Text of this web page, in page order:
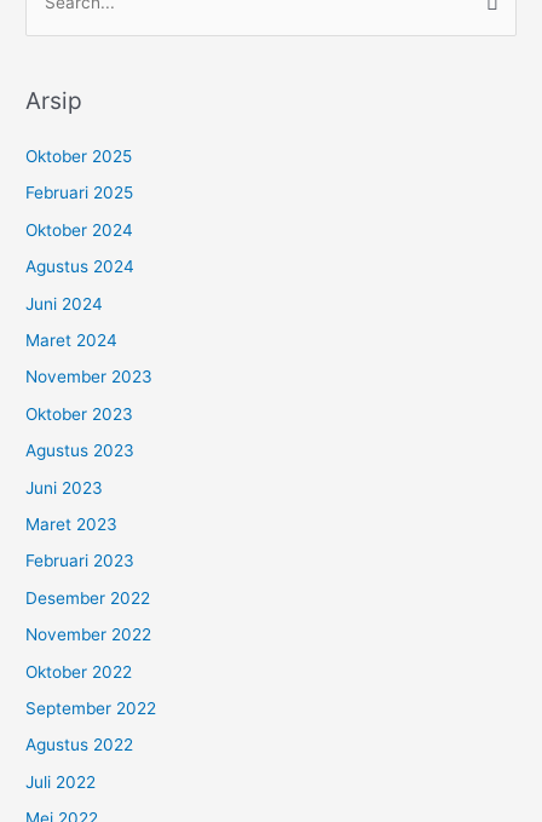
a
i
t
u
k
:
Arsip
Oktober 2025
Februari 2025
Oktober 2024
Agustus 2024
Juni 2024
Maret 2024
November 2023
Oktober 2023
Agustus 2023
Juni 2023
Maret 2023
Februari 2023
Desember 2022
November 2022
Oktober 2022
September 2022
Agustus 2022
Juli 2022